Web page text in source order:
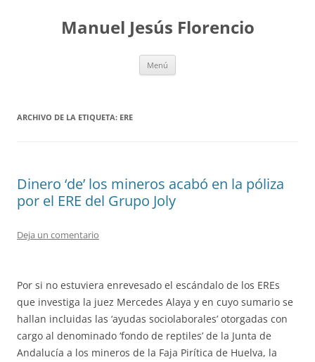
contenidoManuel Jesús Florencio
Menú
ARCHIVO DE LA ETIQUETA: ERE
Dinero ‘de’ los mineros acabó en la póliza
por el ERE del Grupo Joly
Deja un comentario
Por si no estuviera enrevesado el escándalo de los EREs
que investiga la juez Mercedes Alaya y en cuyo sumario se
hallan incluidas las ‘ayudas sociolaborales’ otorgadas con
cargo al denominado ‘fondo de reptiles’ de la Junta de
Andalucía a los mineros de la Faja Pirítica de Huelva, la